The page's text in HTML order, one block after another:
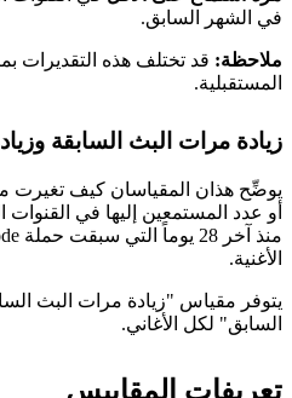
في الشهر السابق.
ملاحظة: قد تختلف هذه التقديرات
المستقبلية.
زيادة مرات البث السابقة
يوضِّح هذان المقياسان كيف تغيرت
الأغنية.
يتوفر مقياس "زيادة مرات البث
السابق" لكل الأغاني.
تعريفات المقاييس